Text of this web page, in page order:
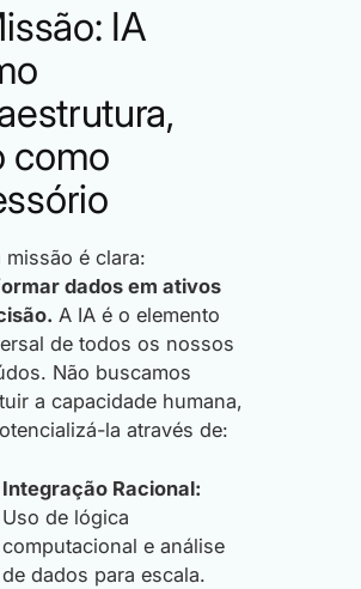
IA
como
missão é clara:
dados em ativos
A IA é o elemento
de todos os nossos
Não buscamos
a capacidade humana,
la através de:
Integração Racional:
Uso de lógica
computacional e análise
de dados para escala.